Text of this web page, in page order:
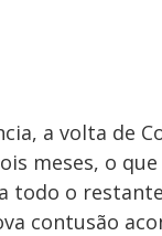
a volta de
meses, o
todo o
contusão